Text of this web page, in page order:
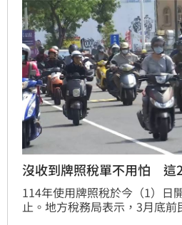
沒收到牌照稅單不用怕 這
114年使用牌照稅於今（1）日
止。地方稅務局表示，3月底前